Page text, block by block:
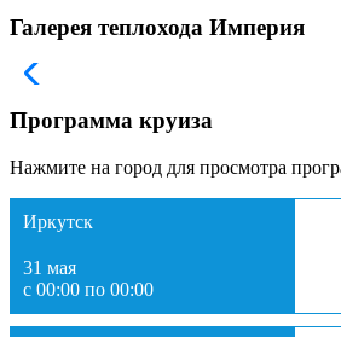
Галерея теплохода Империя
Программа круиза
Нажмите на город для просмотра
Иркутск
31 мая
с 00:00 по 00:00